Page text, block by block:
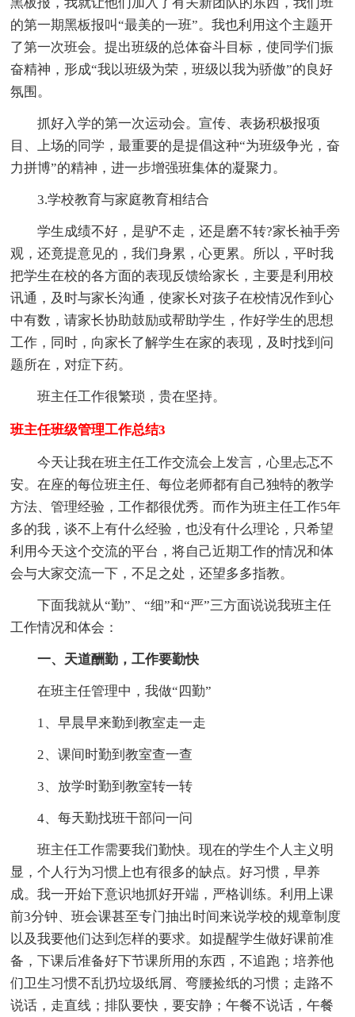
的第一期黑板报叫“最美的一班”。我也利用这个主题开
了第一次班会。提出班级的总体奋斗目标，使同学们振
奋精神，形成“我以班级为荣，班级以我为骄傲”的良好
氛围。
抓好入学的第一次运动会。宣传、表扬积极报项
目、上场的同学，最重要的是提倡这种“为班级争光，奋
力拼博”的精神，进一步增强班集体的凝聚力。
3.学校教育与家庭教育相结合
学生成绩不好，是驴不走，还是磨不转?家长袖手旁
观，还竟提意见的，我们身累，心更累。所以，平时我
把学生在校的各方面的表现反馈给家长，主要是利用校
讯通，及时与家长沟通，使家长对孩子在校情况作到心
中有数，请家长协助鼓励或帮助学生，作好学生的思想
工作，同时，向家长了解学生在家的表现，及时找到问
题所在，对症下药。
班主任工作很繁琐，贵在坚持。
班主任班级管理工作总结3
今天让我在班主任工作交流会上发言，心里忐忑不
安。在座的每位班主任、每位老师都有自己独特的教学
方法、管理经验，工作都很优秀。而作为班主任工作5年
多的我，谈不上有什么经验，也没有什么理论，只希望
利用今天这个交流的平台，将自己近期工作的情况和体
会与大家交流一下，不足之处，还望多多指教。
下面我就从“勤”、“细”和“严”三方面说说我班主任
工作情况和体会：
一、天道酬勤，工作要勤快
在班主任管理中，我做“四勤”
1、早晨早来勤到教室走一走
2、课间时勤到教室查一查
3、放学时勤到教室转一转
4、每天勤找班干部问一问
班主任工作需要我们勤快。现在的学生个人主义明
显，个人行为习惯上也有很多的缺点。好习惯，早养
成。我一开始下意识地抓好开端，严格训练。利用上课
前3分钟、班会课甚至专门抽出时间来说学校的规章制度
以及我要他们达到怎样的要求。如提醒学生做好课前准
备，下课后准备好下节课所用的东西，不追跑；培养他
们卫生习惯不乱扔垃圾纸屑、弯腰捡纸的习惯；走路不
说话，走直线；排队要快，要安静；午餐不说话，午餐